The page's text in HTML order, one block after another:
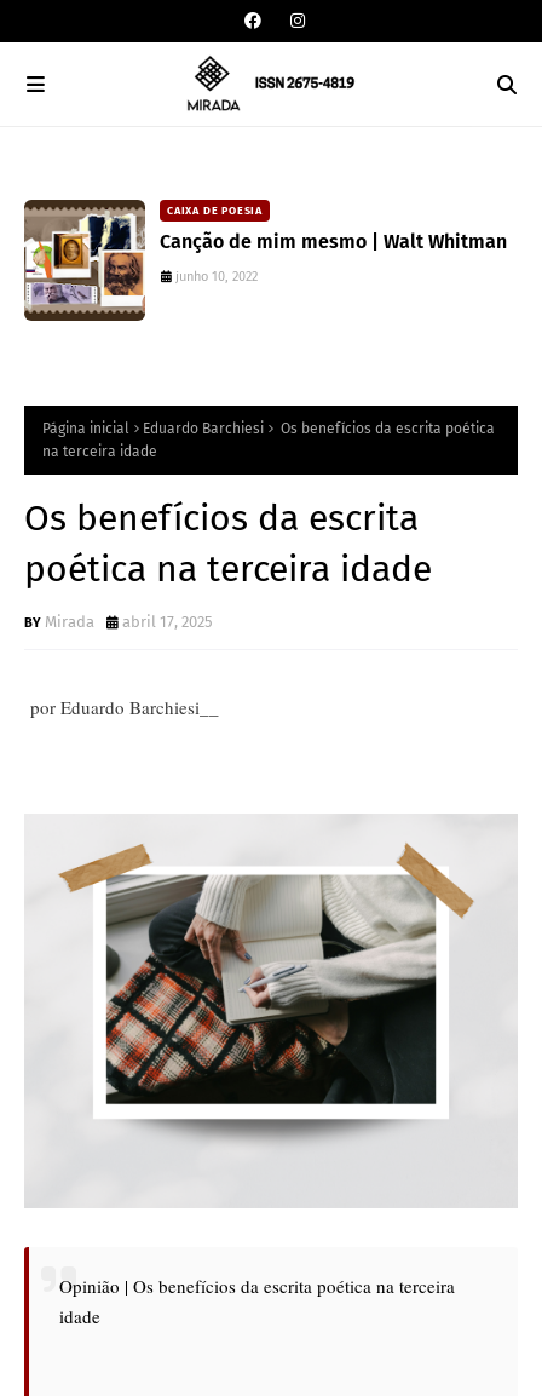
CAIXA DE POESIA
Canção de mim mesmo | Walt Whitman
junho 10, 2022
Página inicial Eduardo Barchiesi
Os benefícios da escrita poética
na terceira idade
Os benefícios da escrita
poética na terceira idade
Mirada abril 17, 2025
por Eduardo Barchiesi__
Opinião | Os benefícios da escrita poética na terceira
idade